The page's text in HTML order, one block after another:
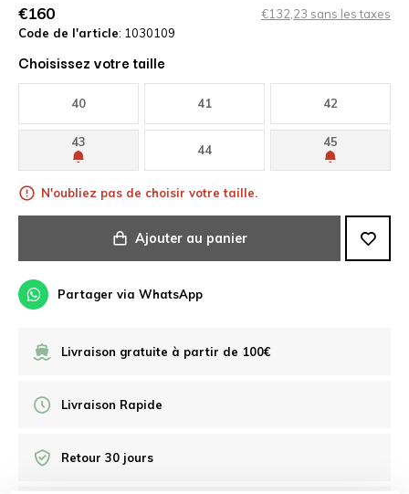
€160
€132,23 sans les taxes
Code de l'article: 1030109
Choisissez votre taille
40 41 42
43
44
45
N'oubliez pas de choisir votre taille.
Ajouter au panier
Partager via WhatsApp
Livraison gratuite à partir de 100€
Livraison Rapide
Retour 30 jours